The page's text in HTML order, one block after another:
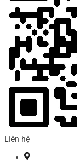
Liên hệ